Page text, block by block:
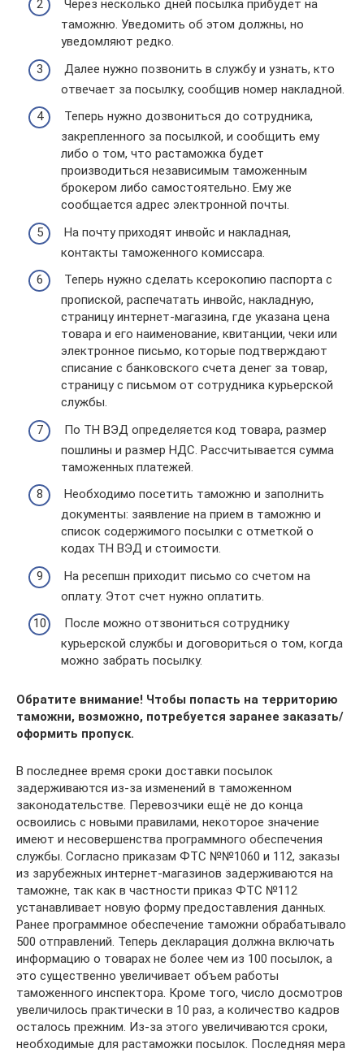
Через несколько дней посылка прибудет на
таможню. Уведомить об этом должны, но
уведомляют редко.
Далее нужно позвонить в службу и узнать, кто
отвечает за посылку, сообщив номер накладной.
Теперь нужно дозвониться до сотрудника,
закрепленного за посылкой, и сообщить ему
либо о том, что растаможка будет
производиться независимым таможенным
брокером либо самостоятельно. Ему же
сообщается адрес электронной почты.
На почту приходят инвойс и накладная,
контакты таможенного комиссара.
Теперь нужно сделать ксерокопию паспорта с
пропиской, распечатать инвойс, накладную,
страницу интернет-магазина, где указана цена
товара и его наименование, квитанции, чеки или
электронное письмо, которые подтверждают
списание с банковского счета денег за товар,
страницу с письмом от сотрудника курьерской
службы.
По ТН ВЭД определяется код товара, размер
пошлины и размер НДС. Рассчитывается сумма
таможенных платежей.
Необходимо посетить таможню и заполнить
документы: заявление на прием в таможню и
список содержимого посылки с отметкой о
кодах ТН ВЭД и стоимости.
На ресепшн приходит письмо со счетом на
оплату. Этот счет нужно оплатить.
После можно отзвониться сотруднику
курьерской службы и договориться о том, когда
можно забрать посылку.
Обратите внимание! Чтобы попасть на территорию
таможни, возможно, потребуется заранее заказать/
оформить пропуск.
В последнее время сроки доставки посылок
задерживаются из-за изменений в таможенном
законодательстве. Перевозчики ещё не до конца
освоились с новыми правилами, некоторое значение
имеют и несовершенства программного обеспечения
службы. Согласно приказам ФТС №№1060 и 112, заказы
из зарубежных интернет-магазинов задерживаются на
таможне, так как в частности приказ ФТС №112
устанавливает новую форму предоставления данных.
Ранее программное обеспечение таможни обрабатывало
500 отправлений. Теперь декларация должна включать
информацию о товарах не более чем из 100 посылок, а
это существенно увеличивает объем работы
таможенного инспектора. Кроме того, число досмотров
увеличилось практически в 10 раз, а количество кадров
осталось прежним. Из-за этого увеличиваются сроки,
необходимые для растаможки посылок. Последняя мера